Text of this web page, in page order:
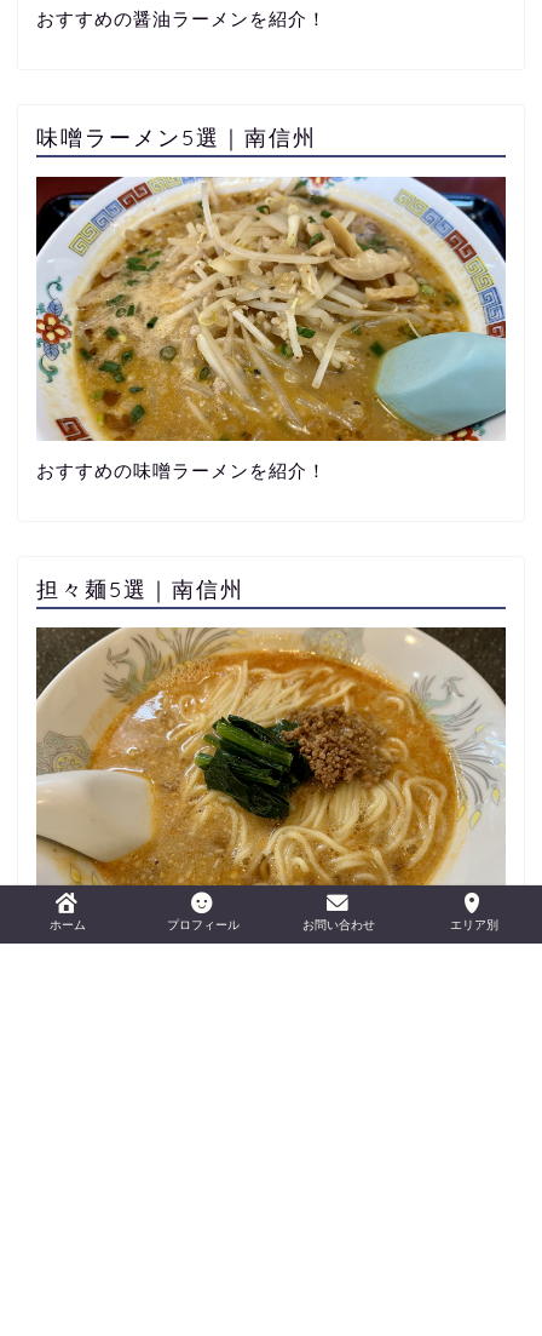
おすすめの醤油ラーメンを紹介！
味噌ラーメン5選｜南信州
おすすめの味噌ラーメンを紹介！
担々麺5選｜南信州
おすすめの担々麺を紹介！
ホーム プロフィール お問い合わせ エリア別